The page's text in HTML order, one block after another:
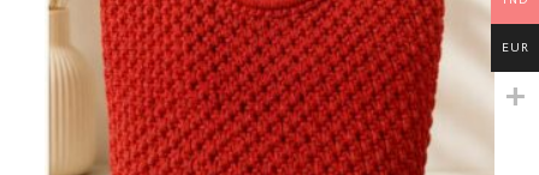
EUR